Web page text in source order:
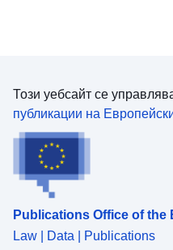
Този уебсайт се
публикации на
Publications Office of the
Law | Data | Publications